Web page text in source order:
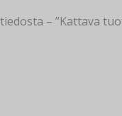
– ”Kattava